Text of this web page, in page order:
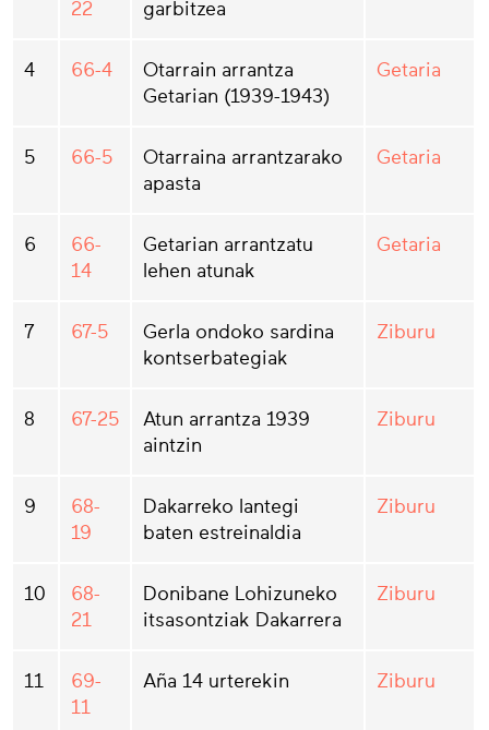
22
garbitzea
4 66-4
Otarrain arrantza
Getarian (1939-1943)
Getaria
5 66-5
Otarraina arrantzarako
apasta
Getaria
6
66-
14
Getarian arrantzatu
lehen atunak
Getaria
7 67-5
Gerla ondoko sardina
kontserbategiak
Ziburu
8 67-25
Atun arrantza 1939
aintzin
Ziburu
9
68-
19
Dakarreko lantegi
baten estreinaldia
Ziburu
10
68-
21
Donibane Lohizuneko
itsasontziak Dakarrera
Ziburu
11
69-
11
Aña 14 urterekin Ziburu